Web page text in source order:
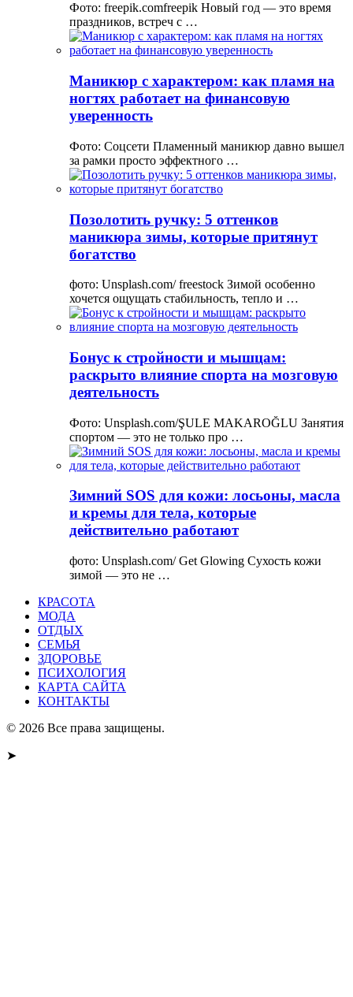
Фото: freepik.comfreepik Новый год — это время
праздников, встреч с …
Маникюр с характером: как пламя на
ногтях работает на финансовую
уверенность
Фото: Соцсети Пламенный маникюр давно вышел
за рамки просто эффектного …
Позолотить ручку: 5 оттенков
маникюра зимы, которые притянут
богатство
фото: Unsplash.com/ freestock Зимой особенно
хочется ощущать стабильность, тепло и …
Бонус к стройности и мышцам:
раскрыто влияние спорта на мозговую
деятельность
Фото: Unsplash.com/ŞULE MAKAROĞLU Занятия
спортом — это не только про …
Зимний SOS для кожи: лосьоны, масла
и кремы для тела, которые
действительно работают
фото: Unsplash.com/ Get Glowing Сухость кожи
зимой — это не …
КРАСОТА
МОДА
ОТДЫХ
СЕМЬЯ
ЗДОРОВЬЕ
ПСИХОЛОГИЯ
КАРТА САЙТА
КОНТАКТЫ
© 2026 Все права защищены.
➤